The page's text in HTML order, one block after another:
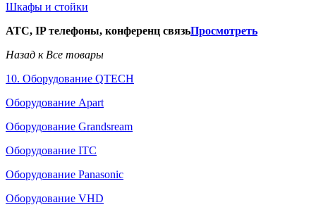
Шкафы и стойки
АТС, IP телефоны, конференц связьПросмотреть
Назад к Все товары
10. Оборудование QTECH
Оборудование Apart
Оборудование Grandsream
Оборудование ITC
Оборудование Panasonic
Оборудование VHD